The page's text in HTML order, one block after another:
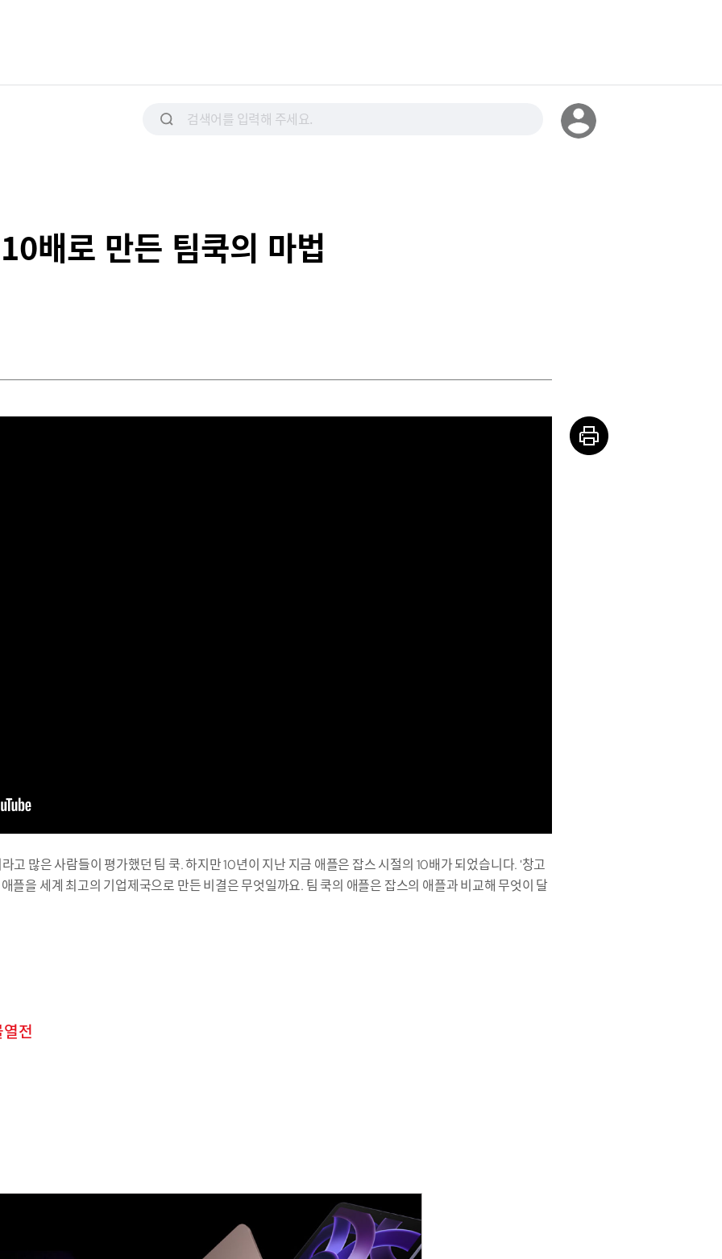
배로 만든 팀쿡의 마법
고 많은 사람들이 평가했던 팀 쿡. 하지만 10년이 지난 지금 애플은 잡스 시절의 10배가 되었습니다. '창고
플을 세계 최고의 기업제국으로 만든 비결은 무엇일까요. 팀 쿡의 애플은 잡스의 애플과 비교해 무엇이 달
전